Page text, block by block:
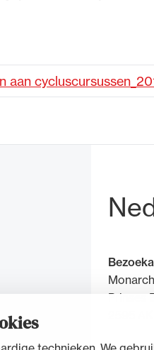
aan
Prinses
advocatuur. Van de
op de advocatuur
(Roda).